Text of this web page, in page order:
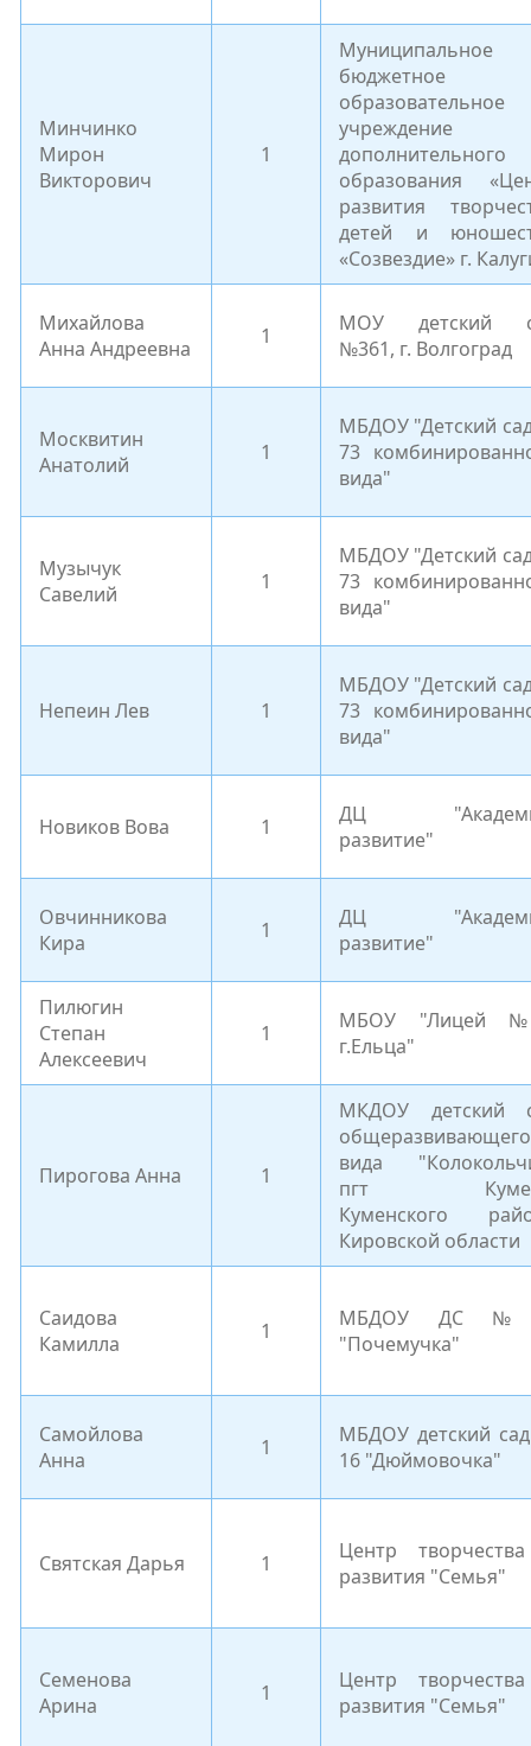
Минчинко
Мирон
Викторович
1
Муниципальное
бюджетное
образовательное
учреждение
дополнительного
образования
развития
детей и
«Созвездие» г.
Михайлова
Анна Андреевна
1
МОУ детский
№361, г. Волгоград
Москвитин
Анатолий
1
МБДОУ "Детский
73
вида"
Музычук
Савелий
1
МБДОУ "Детский
73
вида"
Непеин Лев 1
МБДОУ "Детский
73
вида"
Новиков Вова 1
ДЦ
развитие"
Овчинникова
Кира
1
ДЦ
развитие"
Пилюгин
Степан
Алексеевич
1
МБОУ "Лицей
г.Ельца"
Пирогова Анна 1
МКДОУ детский
общеразвивающего
вида
пгт
Куменского
Кировской области
Саидова
Камилла
1
МБДОУ ДС
"Почемучка"
Самойлова
Анна
1
МБДОУ детский
16 "Дюймовочка"
Святская Дарья 1
Центр
развития "Семья"
Семенова
Арина
1
Центр
развития "Семья"